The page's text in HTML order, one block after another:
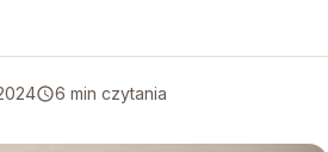
6 min czytania